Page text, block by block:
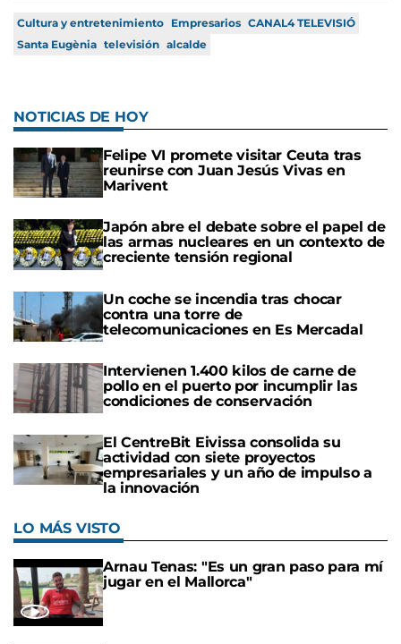
Cultura y entretenimiento Empresarios CANAL4 TELEVISIÓ
Santa Eugènia televisión alcalde
NOTICIAS DE HOY
Felipe VI promete visitar Ceuta tras
reunirse con Juan Jesús Vivas en
Marivent
Japón abre el debate sobre el papel de
las armas nucleares en un contexto de
creciente tensión regional
Un coche se incendia tras chocar
contra una torre de
telecomunicaciones en Es Mercadal
Intervienen 1.400 kilos de carne de
pollo en el puerto por incumplir las
condiciones de conservación
El CentreBit Eivissa consolida su
actividad con siete proyectos
empresariales y un año de impulso a
la innovación
LO MÁS VISTO
Arnau Tenas: "Es un gran paso para mí
jugar en el Mallorca"